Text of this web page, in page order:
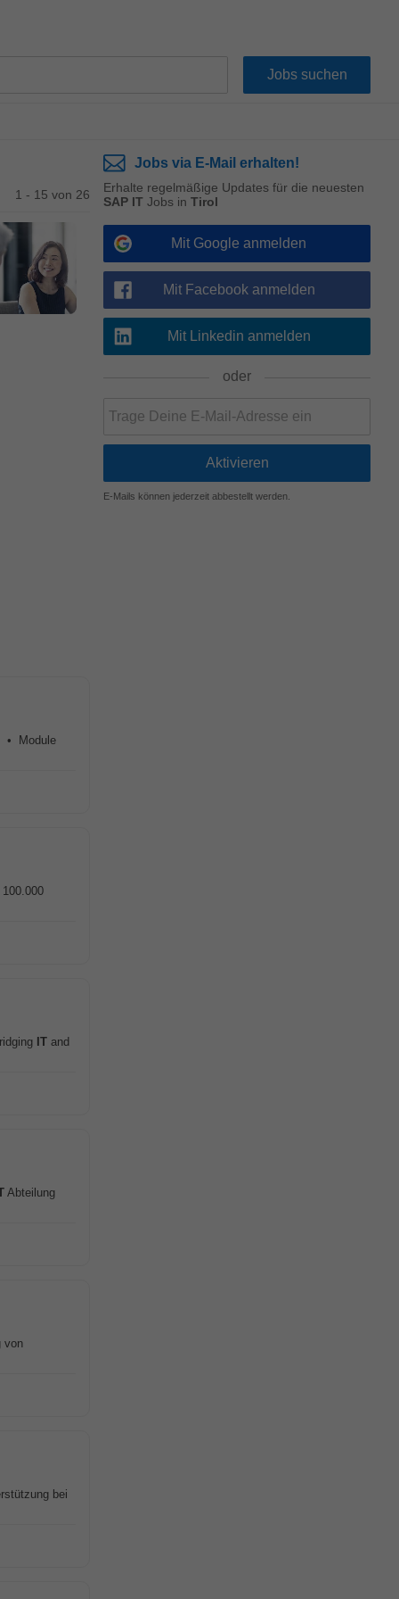
1 - 15 von 26
• Module
IT and
Abteilung
von
bei
Jobs via E-Mail erhalten!
Erhalte regelmäßige Updates für die neuesten
SAP IT Jobs in Tirol
Mit Google anmelden
Mit Facebook anmelden
Mit Linkedin anmelden
oder
E-Mails können jederzeit abbestellt werden.